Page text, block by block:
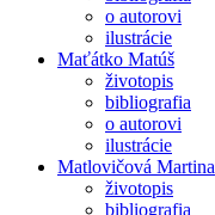
o autorovi
ilustrácie
Maťátko Matúš
životopis
bibliografia
o autorovi
ilustrácie
Matlovičová Martina
životopis
bibliografia